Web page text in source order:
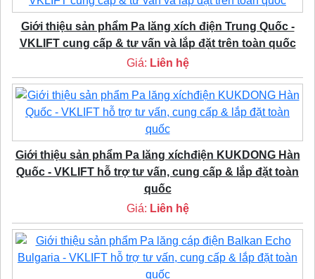
Giới thiệu sản phẩm Pa lăng xích điện Trung Quốc -
VKLIFT cung cấp & tư vấn và lắp đặt trên toàn quốc
Giá: Liên hệ
Giới thiệu sản phẩm Pa lăng xíchđiện KUKDONG Hàn
Quốc - VKLIFT hỗ trợ tư vấn, cung cấp & lắp đặt toàn
quốc
Giá: Liên hệ